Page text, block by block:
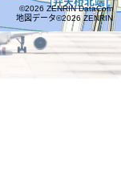
©2026 ZENRIN DataCom
地図データ©2026 ZENRIN